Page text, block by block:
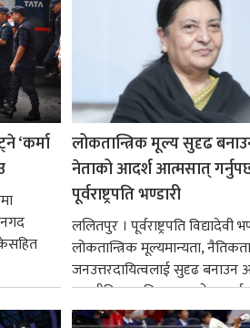
‘कर्मा
लोकतान्त्रिक मूल्य सुदृढ
नेताको आदर्श आत्मसात्
पूर्वराष्ट्रपति भण्डारी
ललितपुर । पूर्वराष्ट्रपति विद्यादेवी
लोकतान्त्रिक मूल्यमान्यता,
जनउत्तरदायित्वलाई सुदृढ बनाउन
राजनीतिक व्यक्तित्वहरूको
गर्न आवश्यक...